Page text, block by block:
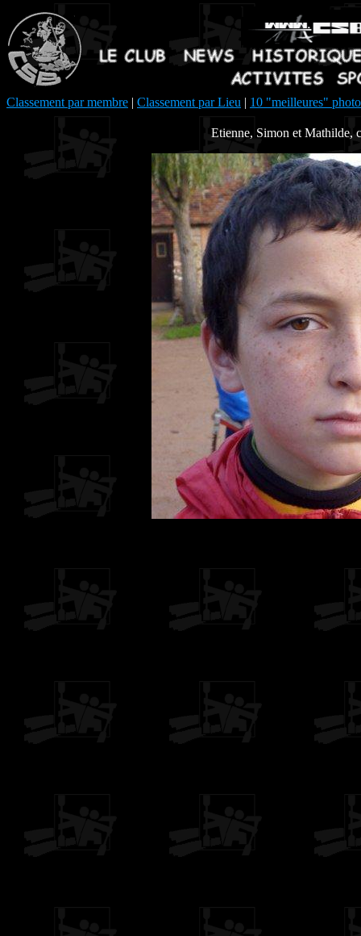
Classement par membre | Classement par Lieu | 10 "meilleures"
Etienne, Simon et Mathilde,